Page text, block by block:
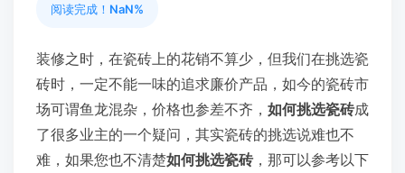
阅读完成！ NaN%
装修之时，在瓷砖上的花销不算少，但我们在挑选瓷
砖时，一定不能一味的追求廉价产品，如今的瓷砖市
场可谓鱼龙混杂，价格也参差不齐， 如何挑选瓷砖成
了很多业主的一个疑问，其实瓷砖的挑选说难也不
难，如果您也不清楚如何挑选瓷砖，那可以参考以下